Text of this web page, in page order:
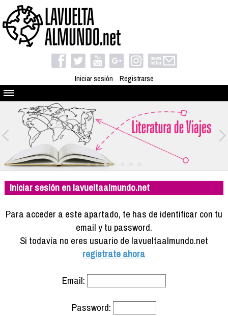
Iniciar sesión Registrarse
Quienes somos
El proyecto
Blog
Viaja con nosotros
Camino solidario
Libros
Compañeros de viaje
Info viajeros
Iniciar sesión en lavueltaalmundo.net
Para acceder a este apartado, te has de identificar con tu
email y tu password.
Si todavía no eres usuario de lavueltaalmundo.net
registrate ahora
Email:
Password: